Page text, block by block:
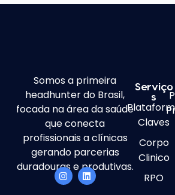
Somos a primeira
headhunter do Brasil,
focada na área da saúde
que conecta
profissionais a clínicas
gerando parcerias
duradouras e produtivas.
Serviço
s
Claves
Corpo
Clinico
RPO